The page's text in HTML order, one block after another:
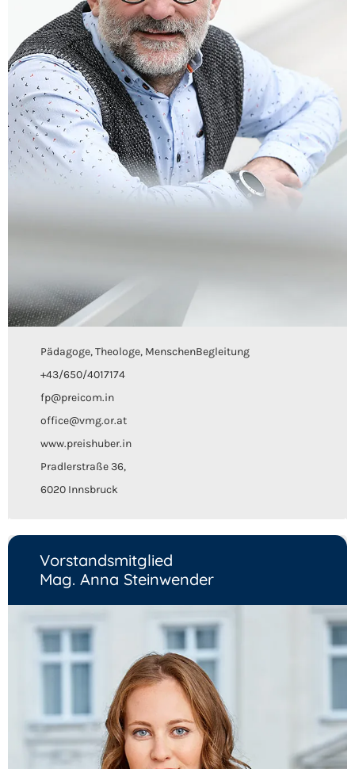
Pädagoge, Theologe, MenschenBegleitung
+43/650/4017174
fp@preicom.in
office@vmg.or.at
www.preishuber.in
Pradlerstraße 36,
6020 Innsbruck
Vorstandsmitglied
Mag. Anna Steinwender